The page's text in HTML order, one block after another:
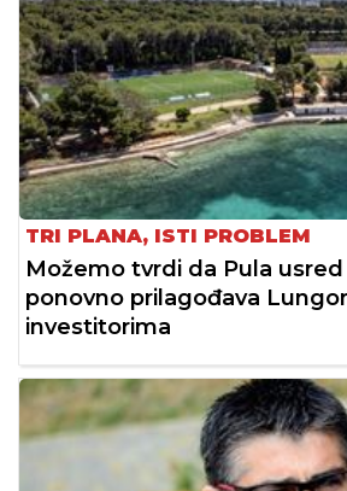
TRI PLANA, ISTI PROBLEM
Možemo tvrdi da Pula
ponovno prilagođava
investitorima